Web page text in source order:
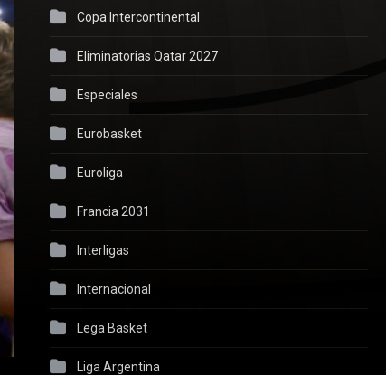
Copa Intercontinental
Eliminatorias Qatar 2027
Especiales
Eurobasket
Euroliga
Francia 2031
Interligas
Internacional
Lega Basket
Liga Argentina